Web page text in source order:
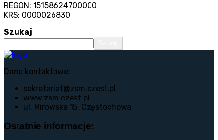
REGON: 15158624700000
KRS: 0000026830
Szukaj
Dane kontaktowe:
sekretariat@zsm.czest.pl
www.zsm.czest.pl
ul. Mirowska 15, Częstochowa
Ostatnie informacje: